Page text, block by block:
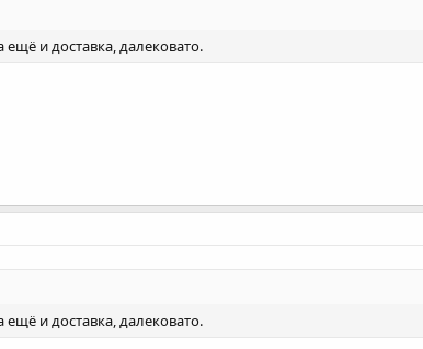
ещё и доставка, далековато.
ещё и доставка, далековато.